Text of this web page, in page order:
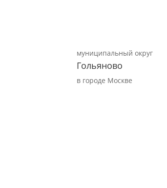
муниципальный округ
Гольяново
в городе Москве